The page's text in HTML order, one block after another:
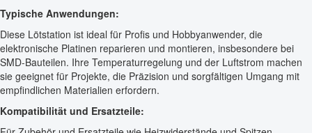
Typische Anwendungen:
Diese Lötstation ist ideal für Profis und Hobbyanwender, die
elektronische Platinen reparieren und montieren, insbesondere bei
SMD-Bauteilen. Ihre Temperaturregelung und der Luftstrom machen
sie geeignet für Projekte, die Präzision und sorgfältigen Umgang mit
empfindlichen Materialien erfordern.
Kompatibilität und Ersatzteile: